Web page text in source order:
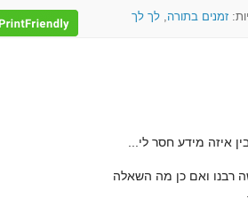
זמנים בתורה,לך לך
איזה מידע חסר לי...
רבנו ואם כן מה השאלה